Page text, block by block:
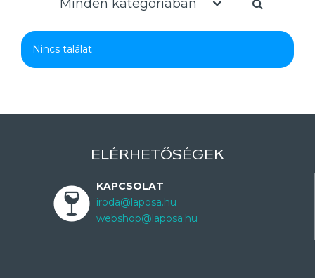
Minden kategóriában
Nincs találat
ELÉRHETŐSÉGEK
KAPCSOLAT
iroda@laposa.hu
webshop@laposa.hu